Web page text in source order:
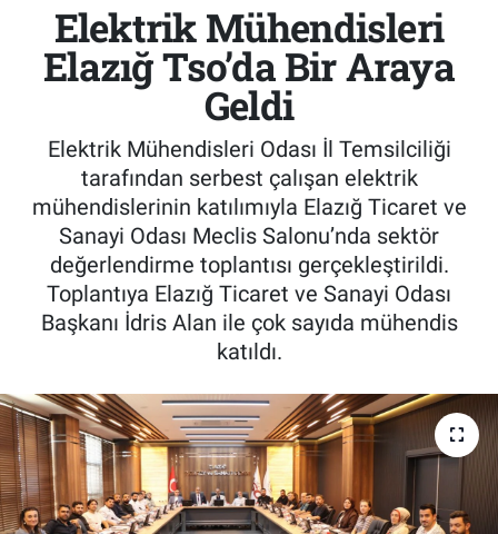
Elektrik Mühendisleri
Elazığ Tso’da Bir Araya
Geldi
Elektrik Mühendisleri Odası İl Temsilciliği
tarafından serbest çalışan elektrik
mühendislerinin katılımıyla Elazığ Ticaret ve
Sanayi Odası Meclis Salonu’nda sektör
değerlendirme toplantısı gerçekleştirildi.
Toplantıya Elazığ Ticaret ve Sanayi Odası
Başkanı İdris Alan ile çok sayıda mühendis
katıldı.